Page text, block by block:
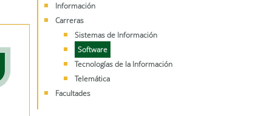
Información
Carreras
Sistemas de Información
Software
Tecnologías de la Información
Telemática
Facultades